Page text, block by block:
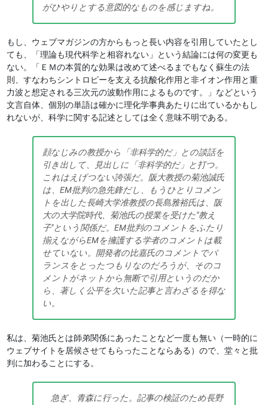
がひやりとする意図的なものを感じますね。
もし、ウェブマガジンの方からもっと長い内容を引用していたとし
ても、「理論も現代科学と相容れない」という結論には何の変更も
ない。「ＥＭの本質的な効果は改めて述べるまでもなく蘇生の法
則、すなわちシントロピーを支える抗酸化作用と非イオン作用と重
力波と想定される三次元の波動作用によるものです。」などという
文言自体、個別の単語は確かに理化学事典あたりに出ているかもし
れないが、科学に関する記述としては全く意味不明である。
顔なじみの教授から「非科学的だ」との談話を
引き出して、見出しに「非科学的だ」と打つ。
これはえげつない誇張だ。阪大教授の菊池誠氏
は、EM批判の急先鋒だし、もうひとりコメン
トを出した長崎大学准教授の長島雅裕氏は、阪
大の大学院時代、菊池氏の授業を受けた"教え
子"という関係だ。EM批判のコメントをふたり
揃えながらEMを擁護する学者のコメントは載
せていない。開発者の比嘉氏のコメントでバ
ランスをとったつもりなのだろうが、そのコ
メントがネットから無断で引用というのだか
ら、著しく公平を欠いた記事と言わざるを得な
い。
私は、菊池氏とは師弟関係にあったことなど一度も無い（一時的に
ウェブサイトを居候させてもらったことならある）ので、堂々と批
判に加わることにする。
急ぎ、青森に行った。記事の検証のため長野